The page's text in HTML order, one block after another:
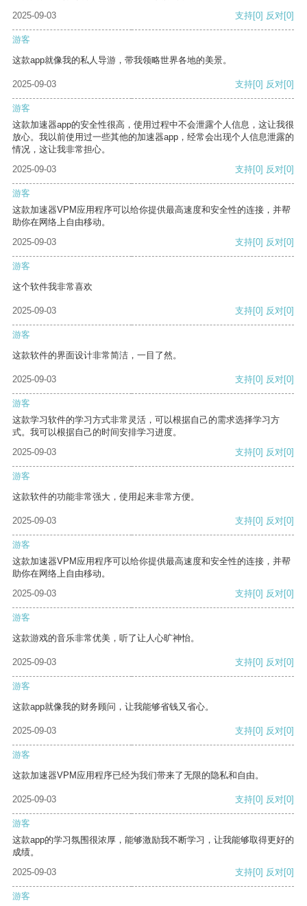
2025-09-03
支持[0] 反对[0]
游客
这款app就像我的私人导游，带我领略世界各地的美景。
2025-09-03 支持[0] 反对[0]
游客
这款加速器app的安全性很高，使用过程中不会泄露个人信息，这让我很
放心。我以前使用过一些其他的加速器app，经常会出现个人信息泄露的
情况，这让我非常担心。
2025-09-03
支持[0] 反对[0]
游客
这款加速器VPM应用程序可以给你提供最高速度和安全性的连接，并帮
助你在网络上自由移动。
2025-09-03
支持[0] 反对[0]
游客
这个软件我非常喜欢
2025-09-03 支持[0] 反对[0]
游客
这款软件的界面设计非常简洁，一目了然。
2025-09-03 支持[0] 反对[0]
游客
这款学习软件的学习方式非常灵活，可以根据自己的需求选择学习方
式。我可以根据自己的时间安排学习进度。
2025-09-03
支持[0] 反对[0]
游客
这款软件的功能非常强大，使用起来非常方便。
2025-09-03 支持[0] 反对[0]
游客
这款加速器VPM应用程序可以给你提供最高速度和安全性的连接，并帮
助你在网络上自由移动。
2025-09-03
支持[0] 反对[0]
游客
这款游戏的音乐非常优美，听了让人心旷神怡。
2025-09-03 支持[0] 反对[0]
游客
这款app就像我的财务顾问，让我能够省钱又省心。
2025-09-03 支持[0] 反对[0]
游客
这款加速器VPM应用程序已经为我们带来了无限的隐私和自由。
2025-09-03 支持[0] 反对[0]
游客
这款app的学习氛围很浓厚，能够激励我不断学习，让我能够取得更好的
成绩。
2025-09-03
支持[0] 反对[0]
游客